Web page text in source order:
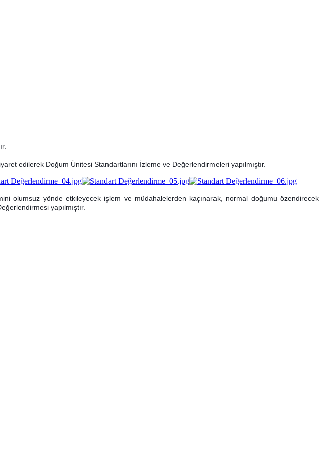
edilerek Doğum Ünitesi Standartlarını İzleme ve Değerlendirmeleri yapılmıştır.
olumsuz yönde etkileyecek işlem ve müdahalelerden kaçınarak, normal doğumu özendirecek
yapılmıştır.